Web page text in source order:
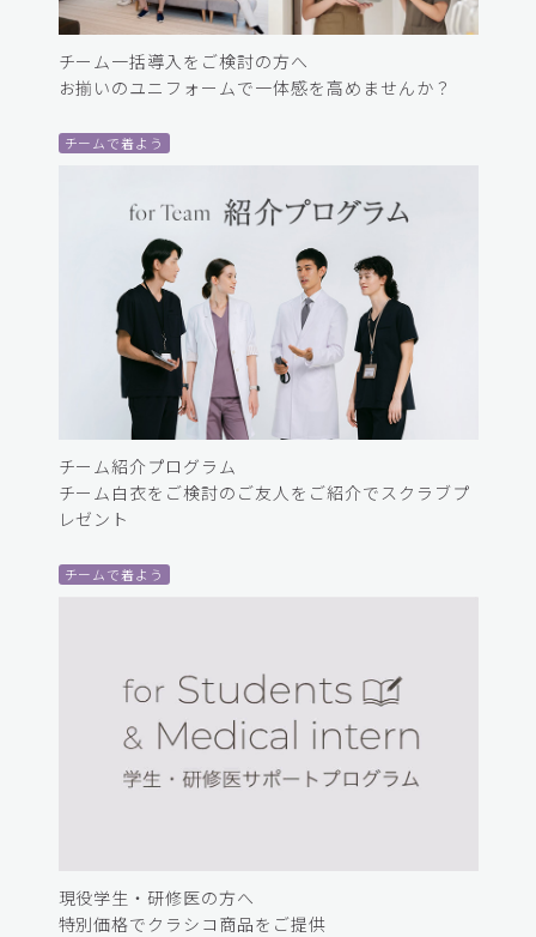
チーム一括導入をご検討の方へ
お揃いのユニフォームで一体感を高めませんか？
チームで着よう
チーム紹介プログラム
チーム白衣をご検討のご友人をご紹介でスクラブプ
レゼント
チームで着よう
現役学生・研修医の方へ
特別価格でクラシコ商品をご提供